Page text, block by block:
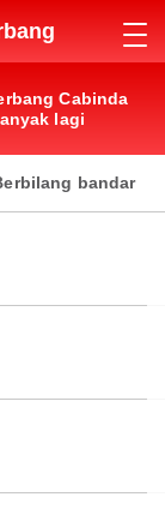
Cabinda
lagi
bandar